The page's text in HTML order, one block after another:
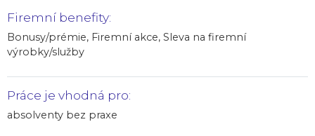
Firemní benefity:
Bonusy/prémie, Firemní akce, Sleva na firemní
výrobky/služby
Práce je vhodná pro:
absolventy bez praxe